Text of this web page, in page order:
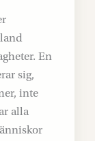
En
sig,
inte
alla